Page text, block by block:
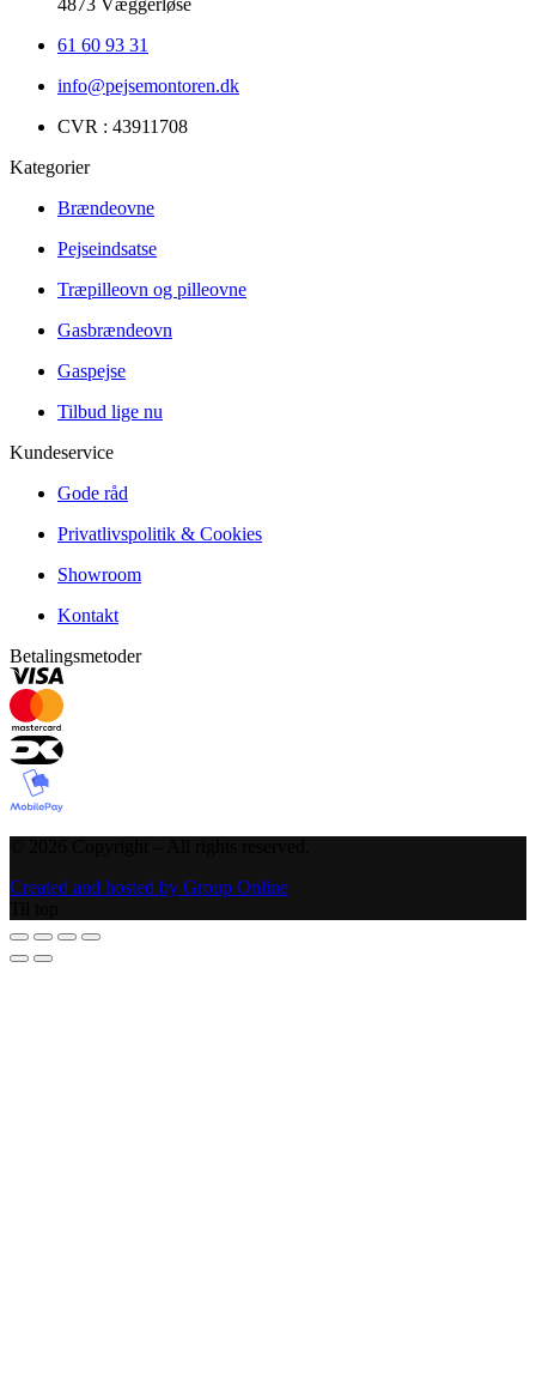
61 60 93 31
info@pejsemontoren.dk
CVR : 43911708
Kategorier
Brændeovne
Pejseindsatse
Træpilleovn og pilleovne
Gasbrændeovn
Gaspejse
Tilbud lige nu
Kundeservice
Gode råd
Privatlivspolitik & Cookies
Showroom
Kontakt
Betalingsmetoder
Created and hosted by Group Online